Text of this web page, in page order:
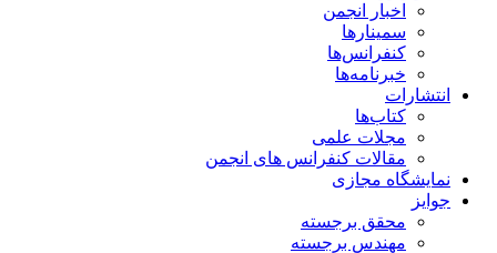
اخبار انجمن
سمینارها
کنفرانس‌ها
خبرنامه‌ها
انتشارات
کتاب‌ها
مجلات علمی
مقالات کنفرانس های انجمن
نمایشگاه مجازی
جوایز
محقق برجسته
مهندس برجسته